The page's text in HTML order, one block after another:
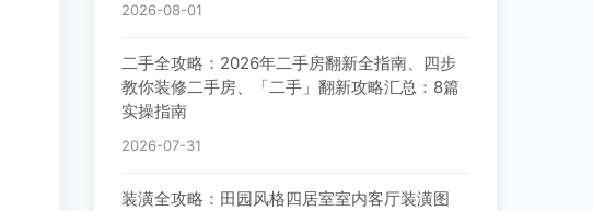
2026-08-01
二手全攻略：2026年二手房翻新全指南、四步
教你装修二手房、「二手」翻新攻略汇总：8篇
实操指南
2026-07-31
装潢全攻略：田园风格四居室室内客厅装潢图